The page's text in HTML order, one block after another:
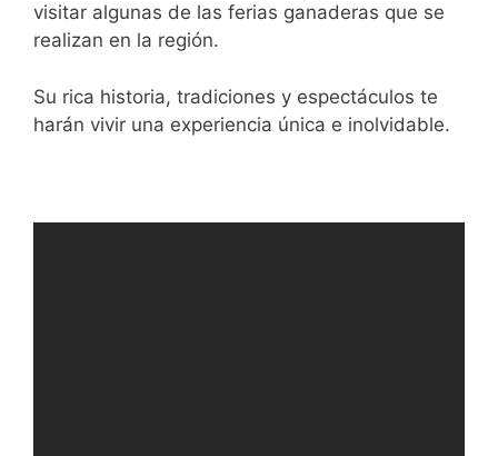
visitar algunas de las ferias ganaderas que se
realizan en la región.
Su rica historia, tradiciones y espectáculos te
harán vivir una experiencia única e inolvidable.